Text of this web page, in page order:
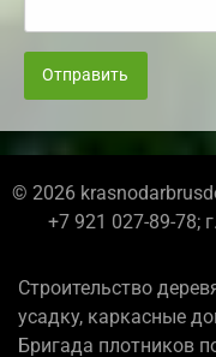
Отправить
© 2026
+7 921 027-89-78;
Строительство
усадку, каркасные
Бригада плотников